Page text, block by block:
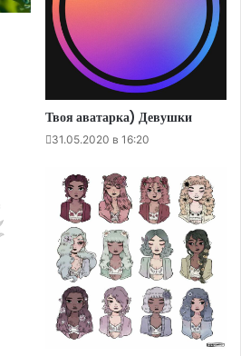
Твоя аватарка) Девушки
31.05.2020 в 16:20